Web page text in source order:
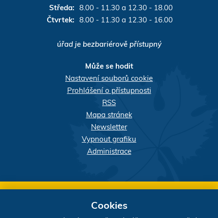
Středa: 8.00 - 11.30 a 12.30 - 18.00
Čtvrtek: 8.00 - 11.30 a 12.30 - 16.00
úřad je bezbariérově přístupný
Může se hodit
Nastavení souborů cookie
Prohlášení o přístupnosti
RSS
Mapa stránek
Newsletter
Vypnout grafiku
Administrace
připomínky?
Cookies